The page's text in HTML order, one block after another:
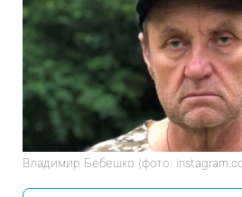
Владимир Бебешко (фото: